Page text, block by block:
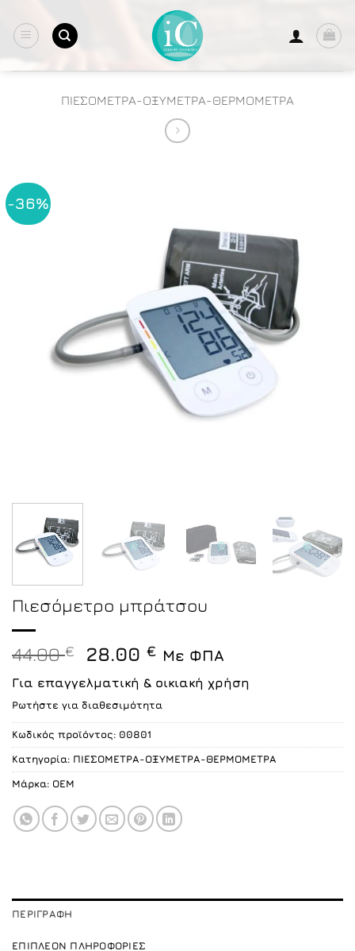
στο
περιεχόμενο
ΠΙΕΣΟΜΕΤΡΑ-ΟΞΥΜΕΤΡΑ-ΘΕΡΜΟΜΕΤΡΑ
-36%
Πιεσόμετρο μπράτσου
44.00€
Original
price
was:
44.00 €.
28.00€Η
τρέχουσα
τιμή
είναι:
28.00 €.
Με ΦΠΑ
Για επαγγελματική & οικιακή χρήση
Ρωτήστε για διαθεσιμότητα
Κωδικός προϊόντος: 00801
Κατηγορία: ΠΙΕΣΟΜΕΤΡΑ-ΟΞΥΜΕΤΡΑ-ΘΕΡΜΟΜΕΤΡΑ
Μάρκα: ΟΕΜ
ΠΕΡΙΓΡΑΦΉ
ΕΠΙΠΛΈΟΝ ΠΛΗΡΟΦΟΡΊΕΣ